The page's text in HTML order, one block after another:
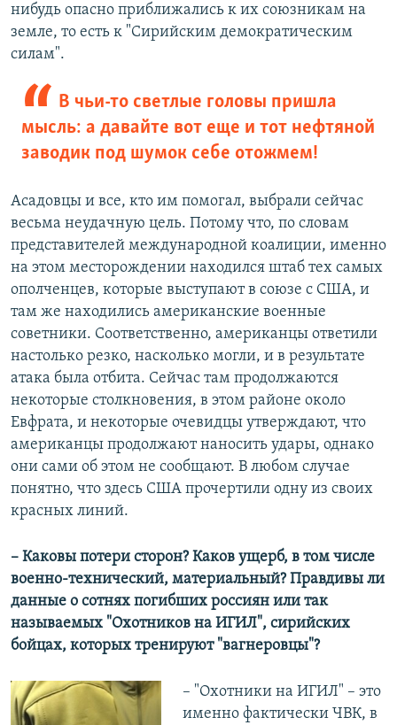
нибудь опасно приближались к их союзникам на
земле, то есть к "Сирийским демократическим
силам".
В чьи-то светлые головы пришла
мысль: а давайте вот еще и тот нефтяной
заводик под шумок себе отожмем!
Асадовцы и все, кто им помогал, выбрали сейчас
весьма неудачную цель. Потому что, по словам
представителей международной коалиции, именно
на этом месторождении находился штаб тех самых
ополченцев, которые выступают в союзе с США, и
там же находились американские военные
советники. Соответственно, американцы ответили
настолько резко, насколько могли, и в результате
атака была отбита. Сейчас там продолжаются
некоторые столкновения, в этом районе около
Евфрата, и некоторые очевидцы утверждают, что
американцы продолжают наносить удары, однако
они сами об этом не сообщают. В любом случае
понятно, что здесь США прочертили одну из своих
красных линий.
– Каковы потери сторон? Каков ущерб, в том числе
военно-технический, материальный? Правдивы ли
данные о сотнях погибших россиян или так
называемых "Охотников на ИГИЛ", сирийских
бойцах, которых тренируют "вагнеровцы"?
– "Охотники на ИГИЛ" – это
именно фактически ЧВК, в